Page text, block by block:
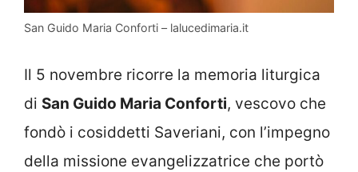
San Guido Maria Conforti – lalucedimaria.it
Il 5 novembre ricorre la memoria liturgica
di San Guido Maria Conforti, vescovo che
fondò i cosiddetti Saveriani, con l’impegno
della missione evangelizzatrice che portò